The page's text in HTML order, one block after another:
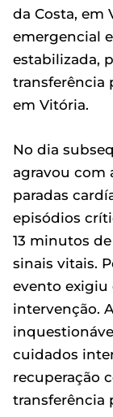
da Costa, em
emergencial
estabilizada,
transferência
em Vitória.
No dia
agravou com
paradas
episódios
13 minutos
sinais vitais.
evento
intervenção.
cuidados
recuperação
transferência